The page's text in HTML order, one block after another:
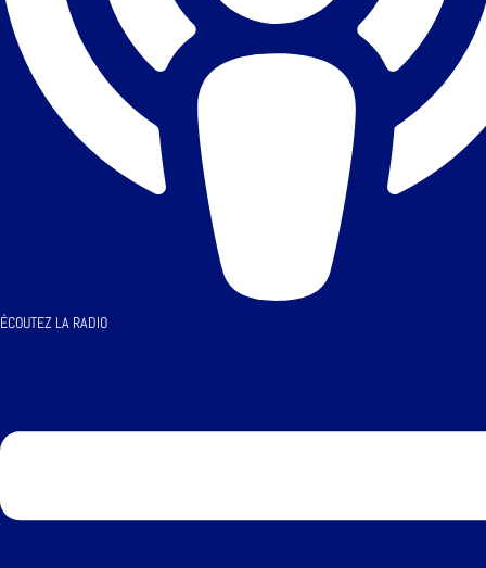
ÉCOUTEZ LA RADIO